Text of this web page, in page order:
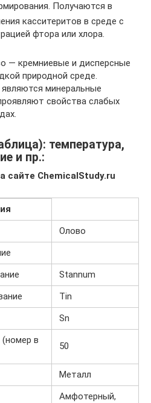
Получаются в
касситеритов в среде с
фтора или хлора.
— кремниевые и дисперсные
природной среде.
минеральные
свойства слабых
температура,
и пр.:
сайте ChemicalStudy.ru
Олово
Stannum
Tin
Sn
в
50
Металл
Амфотерный,